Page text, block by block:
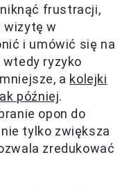
frustracji,
wizytę w
i umówić się na
ryzyko
a kolejki
później.
opon do
tylko zwiększa
zredukować